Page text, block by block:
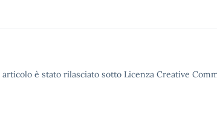
è stato rilasciato sotto Licenza Creative